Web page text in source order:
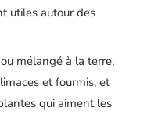
utiles autour des
mélangé à la terre,
et fourmis, et
qui aiment les